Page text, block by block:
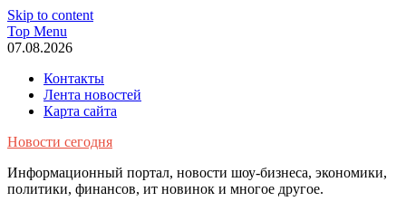
Skip to content
Top Menu
07.08.2026
Контакты
Лента новостей
Карта сайта
Новости сегодня
Информационный портал, новости шоу-бизнеса, экономики,
политики, финансов, ит новинок и многое другое.